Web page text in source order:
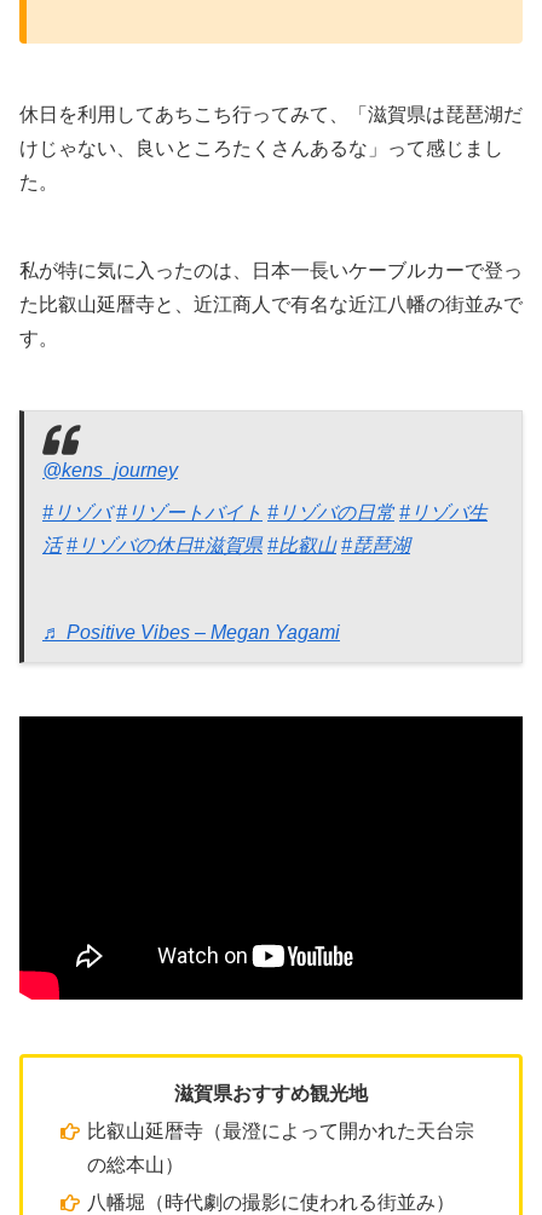
休日を利用してあちこち行ってみて、「滋賀県は琵琶湖だ
けじゃない、良いところたくさんあるな」って感じまし
た。
私が特に気に入ったのは、日本一長いケーブルカーで登っ
た比叡山延暦寺と、近江商人で有名な近江八幡の街並みで
す。
@kens_journey
#リゾバ #リゾートバイト #リゾバの日常 #リゾバ生
活 #リゾバの休日#滋賀県 #比叡山 #琵琶湖
♬ Positive Vibes – Megan Yagami
滋賀県おすすめ観光地
比叡山延暦寺（最澄によって開かれた天台宗
の総本山）
八幡堀（時代劇の撮影に使われる街並み）